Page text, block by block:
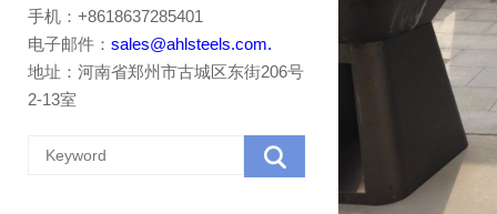
手机：+8618637285401
电子邮件： sales@ahlsteels.com.
地址：河南省郑州市古城区东街206号
2-13室